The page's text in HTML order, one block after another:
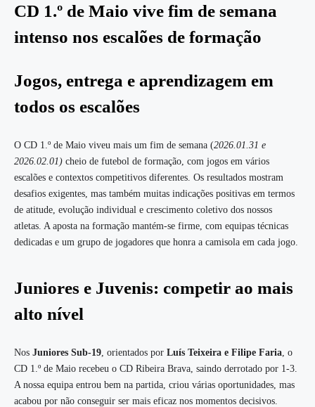
CD 1.º de Maio vive fim de semana
intenso nos escalões de formação
Jogos, entrega e aprendizagem em
todos os escalões
O CD 1.º de Maio viveu mais um fim de semana (2026.01.31 e
2026.02.01) cheio de futebol de formação, com jogos em vários
escalões e contextos competitivos diferentes. Os resultados mostram
desafios exigentes, mas também muitas indicações positivas em termos
de atitude, evolução individual e crescimento coletivo dos nossos
atletas. A aposta na formação mantém-se firme, com equipas técnicas
dedicadas e um grupo de jogadores que honra a camisola em cada jogo.
Juniores e Juvenis: competir ao mais
alto nível
Nos Juniores Sub-19 , orientados por Luís Teixeira e Filipe Faria , o
CD 1.º de Maio recebeu o CD Ribeira Brava, saindo derrotado por 1-3.
A nossa equipa entrou bem na partida, criou várias oportunidades, mas
acabou por não conseguir ser mais eficaz nos momentos decisivos.